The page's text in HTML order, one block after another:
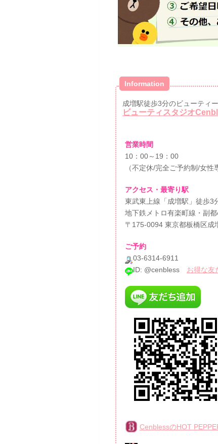
Information
成増駅徒歩3分のビューティー
ビューティスタジオ
営業時間
10：00～19：00
（不定休/完全ご予約制/女性
アクセス・最寄り駅
東武東上線「成増駅」徒歩3
地下鉄メトロ有楽町線・副
〒175-0094 東京都板橋区成
ご予約
03-6314-6911
ID: @cenbless お得な友
CenblessのHOT